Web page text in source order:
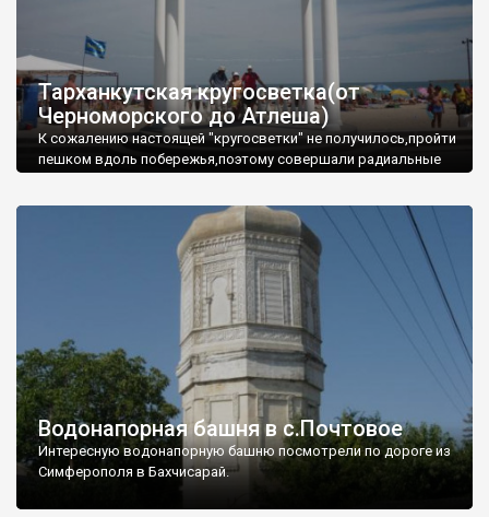
Тарханкутская кругосветка(от
Черноморского до Атлеша)
К сожалению настоящей "кругосветки" не получилось,пройти
пешком вдоль побережья,поэтому совершали радиальные
Водонапорная башня в с.Почтовое
Интересную водонапорную башню посмотрели по дороге из
Симферополя в Бахчисарай.